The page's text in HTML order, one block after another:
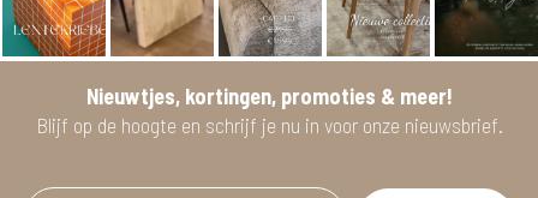
Nieuwtjes, kortingen, promoties & meer!
Blijf op de hoogte en schrijf je nu in voor onze nieuwsbrief.